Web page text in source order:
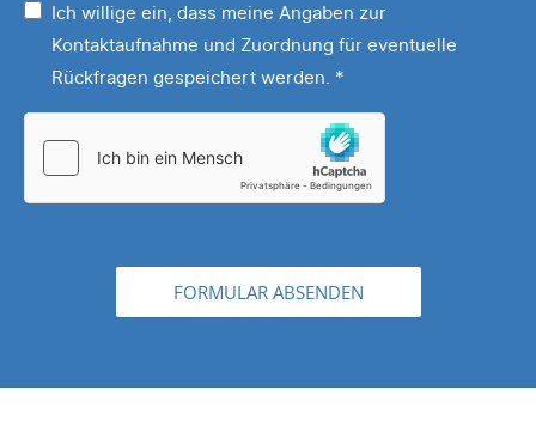
...
MotivIch willige ein, dass meine Angaben zur
Kontaktaufnahme und Zuordnung für eventuelle
Rückfragen gespeichert werden. *
FORMULAR ABSENDEN